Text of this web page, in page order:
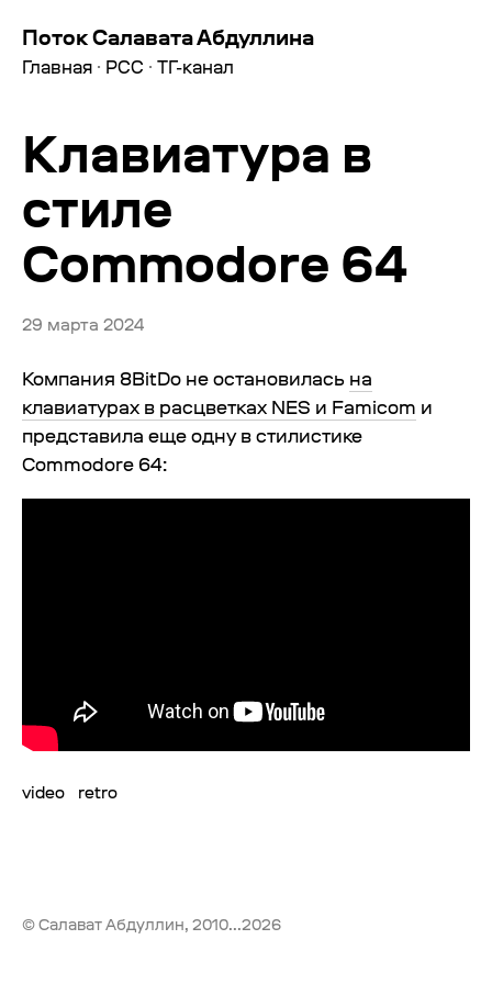
Поток Салавата Абдуллина
Главная · РСС · ТГ-канал
Клавиатура в
стиле
Commodore 64
29 марта 2024
Компания 8BitDo не остановилась на
клавиатурах в расцветках NES и Famicom и
представила еще одну в стилистике
Commodore 64:
video retro
© Салават Абдуллин, 2010...2026